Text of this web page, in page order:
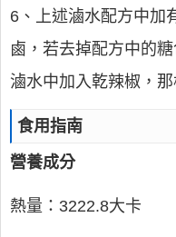
6、上述滷水配方中加
鹵，若去掉配方中的
滷水中加入乾辣椒，
食用指南
營養成分
熱量：3222.8大卡